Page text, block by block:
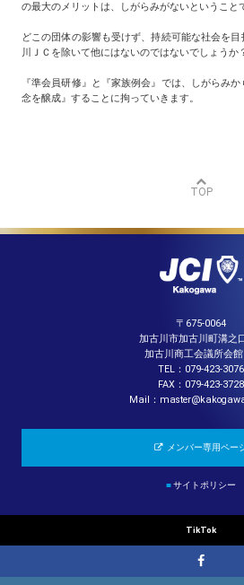
の最大のメリットは、しがらみがないということ
どこの団体の影響も受けず、持続可能な社会を
川ＪＣを除いて他にはないのではないでしょうか
『準会員研修』と『家族例会』では、しがらみ
念を醸成』することに拘っていきます。
TOP
〒675-0064
加古川市加古川町溝之
加古川商工会議所会
TEL：079-423-3076
FAX：079-423-3728
Mail：
メンバー専用ペー
■サイトポリシー
TikTok